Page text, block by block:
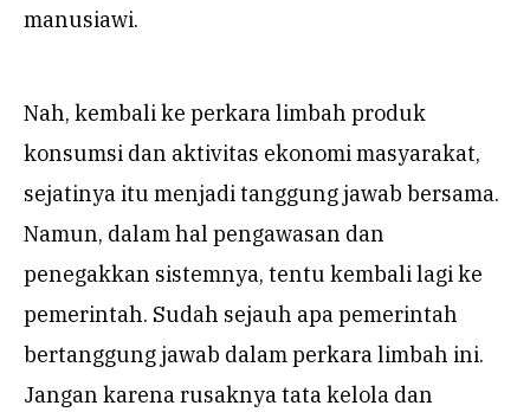
manusiawi.
Nah, kembali ke perkara limbah produk
konsumsi dan aktivitas ekonomi masyarakat,
sejatinya itu menjadi tanggung jawab bersama.
Namun, dalam hal pengawasan dan
penegakkan sistemnya, tentu kembali lagi ke
pemerintah. Sudah sejauh apa pemerintah
bertanggung jawab dalam perkara limbah ini.
Jangan karena rusaknya tata kelola dan